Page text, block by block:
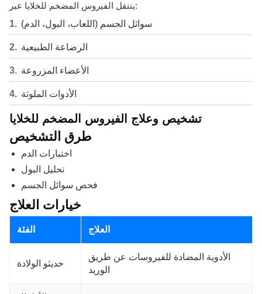
ينتقل الفيروس المضخم للخلايا عبر:
سوائل الجسم (اللعاب، البول، الدم)
الرضاعة الطبيعية
الأعضاء المزروعة
الأدوات الملوثة
تشخيص وعلاج الفيروس المضخم للخلايا
طرق التشخيص
اختبارات الدم
تحليل البول
فحص سوائل الجسم
خيارات العلاج
الفئة العلاج
حديثو الولادة
الأدوية المضادة للفيروسات عن طريق
الوريد